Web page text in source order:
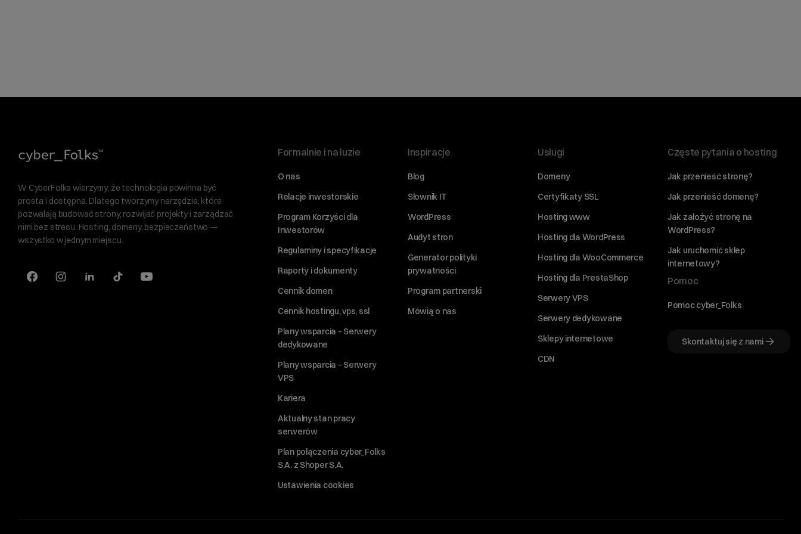
W CyberFolks wierzymy, że technologia powinna być
prosta i dostępna. Dlatego tworzymy narzędzia, które
pozwalają budować strony, rozwijać projekty i zarządzać
nimi bez stresu. Hosting, domeny, bezpieczeństwo —
wszystko w jednym miejscu.
Formalnie i na luzie
O nas
Relacje inwestorskie
Program Korzyści dla
Inwestorów
Regulaminy i specyfikacje
Raporty i dokumenty
Cennik domen
Cennik hostingu, vps, ssl
Plany wsparcia – Serwery
dedykowane
Plany wsparcia – Serwery
VPS
Kariera
Aktualny stan pracy
serwerów
Plan połączenia cyber_Folks
S.A. z Shoper S.A.
Ustawienia cookies
Inspiracje
Blog
Słownik IT
WordPress
Audyt stron
Generator polityki
prywatności
Program partnerski
Mówią o nas
Usługi
Domeny
Certyfikaty SSL
Hosting www
Hosting dla WordPress
Hosting dla WooCommerce
Hosting dla PrestaShop
Serwery VPS
Serwery dedykowane
Sklepy internetowe
CDN
Częste pytania o hosting
Jak przenieść stronę?
Jak przenieść domenę?
Jak założyć stronę na
WordPress?
Jak uruchomić sklep
internetowy?
Pomoc
Pomoc cyber_Folks
Skontaktuj się z nami